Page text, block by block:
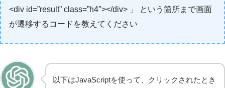
<div id=”result” class=”h4″></div> 」 という箇所まで画面
が遷移するコードを教えてください
以下はJavaScriptを使って、クリックされたとき